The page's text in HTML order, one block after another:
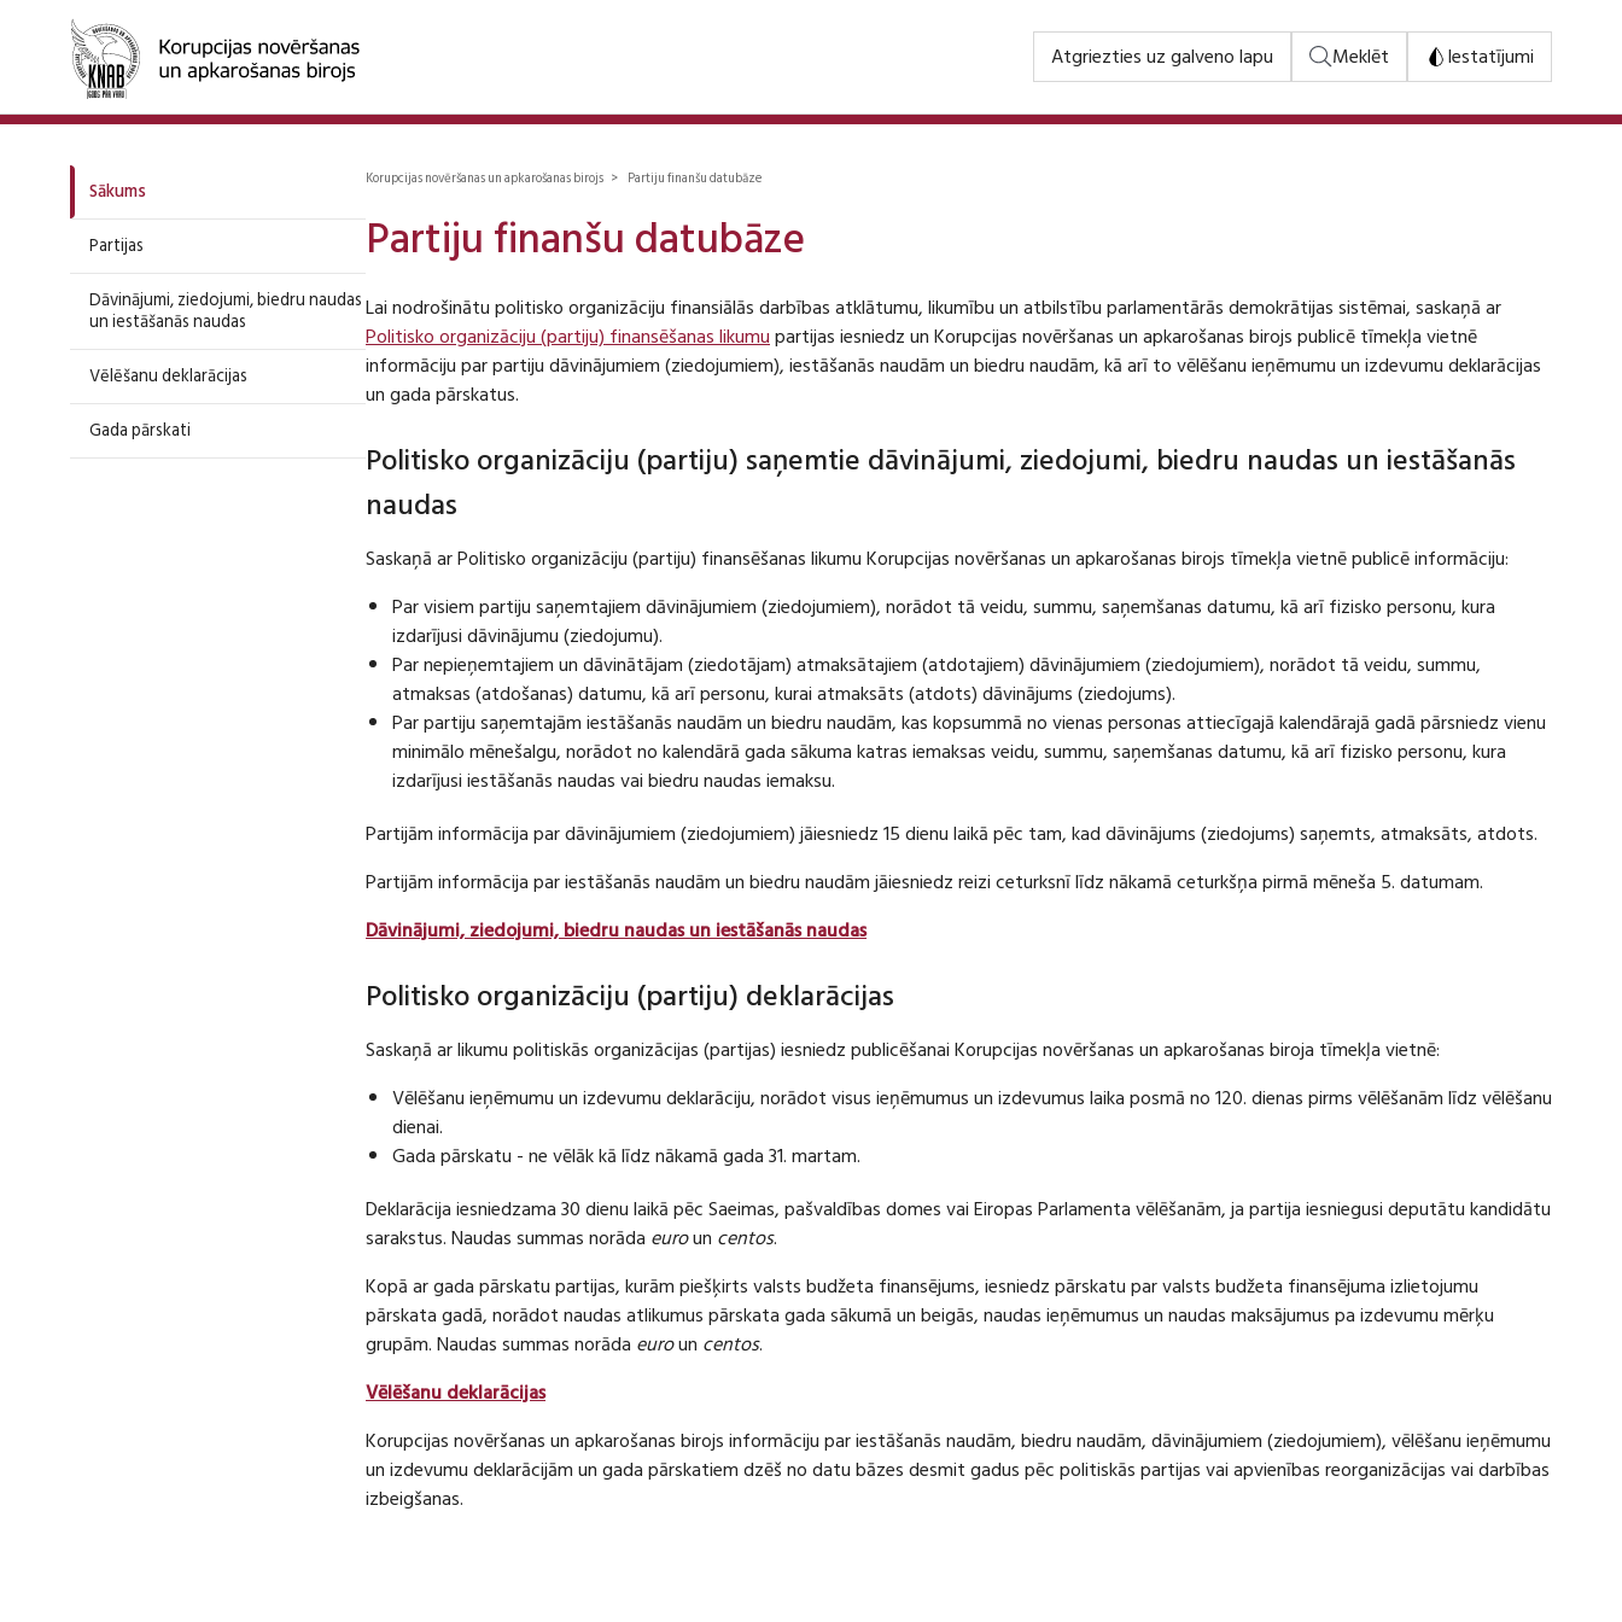
Atgriezties uz galveno lapu Meklēt Iestatījumi
Sākums
Partijas
Dāvinājumi, ziedojumi, biedru naudas
un iestāšanās naudas
Vēlēšanu deklarācijas
Gada pārskati
Korupcijas novēršanas un apkarošanas birojs > Partiju finanšu datubāze
Partiju finanšu datubāze
Lai nodrošinātu politisko organizāciju finansiālās darbības atklātumu, likumību un atbilstību parlamentārās demokrātijas sistēmai, saskaņā ar
Politisko organizāciju (partiju) finansēšanas likumupartijas iesniedz un Korupcijas novēršanas un apkarošanas birojs publicē tīmekļa vietnē
informāciju par partiju dāvinājumiem (ziedojumiem), iestāšanās naudām un biedru naudām, kā arī to vēlēšanu ieņēmumu un izdevumu deklarācijas
un gada pārskatus.
Politisko organizāciju (partiju) saņemtie dāvinājumi, ziedojumi, biedru naudas un iestāšanās
naudas
Saskaņā ar Politisko organizāciju (partiju) finansēšanas likumu Korupcijas novēršanas un apkarošanas birojs tīmekļa vietnē publicē informāciju:
Par visiem partiju saņemtajiem dāvinājumiem (ziedojumiem), norādot tā veidu, summu, saņemšanas datumu, kā arī fizisko personu, kura
izdarījusi dāvinājumu (ziedojumu).
Par nepieņemtajiem un dāvinātājam (ziedotājam) atmaksātajiem (atdotajiem) dāvinājumiem (ziedojumiem), norādot tā veidu, summu,
atmaksas (atdošanas) datumu, kā arī personu, kurai atmaksāts (atdots) dāvinājums (ziedojums).
Par partiju saņemtajām iestāšanās naudām un biedru naudām, kas kopsummā no vienas personas attiecīgajā kalendārajā gadā pārsniedz vienu
minimālo mēnešalgu, norādot no kalendārā gada sākuma katras iemaksas veidu, summu, saņemšanas datumu, kā arī fizisko personu, kura
izdarījusi iestāšanās naudas vai biedru naudas iemaksu.
Partijām informācija par dāvinājumiem (ziedojumiem) jāiesniedz 15 dienu laikā pēc tam, kad dāvinājums (ziedojums) saņemts, atmaksāts, atdots.
Partijām informācija par iestāšanās naudām un biedru naudām jāiesniedz reizi ceturksnī līdz nākamā ceturkšņa pirmā mēneša 5. datumam.
Dāvinājumi, ziedojumi, biedru naudas un iestāšanās naudas
Politisko organizāciju (partiju) deklarācijas
Saskaņā ar likumu politiskās organizācijas (partijas) iesniedz publicēšanai Korupcijas novēršanas un apkarošanas biroja tīmekļa vietnē:
Vēlēšanu ieņēmumu un izdevumu deklarāciju, norādot visus ieņēmumus un izdevumus laika posmā no 120. dienas pirms vēlēšanām līdz vēlēšanu
dienai.
Gada pārskatu - ne vēlāk kā līdz nākamā gada 31. martam.
Deklarācija iesniedzama 30 dienu laikā pēc Saeimas, pašvaldības domes vai Eiropas Parlamenta vēlēšanām, ja partija iesniegusi deputātu kandidātu
sarakstus. Naudas summas norāda euroun centos.
Kopā ar gada pārskatu partijas, kurām piešķirts valsts budžeta finansējums, iesniedz pārskatu par valsts budžeta finansējuma izlietojumu
pārskata gadā, norādot naudas atlikumus pārskata gada sākumā un beigās, naudas ieņēmumus un naudas maksājumus pa izdevumu mērķu
grupām. Naudas summas norāda euroun centos.
Vēlēšanu deklarācijas
Korupcijas novēršanas un apkarošanas birojs informāciju par iestāšanās naudām, biedru naudām, dāvinājumiem (ziedojumiem), vēlēšanu ieņēmumu
un izdevumu deklarācijām un gada pārskatiem dzēš no datu bāzes desmit gadus pēc politiskās partijas vai apvienības reorganizācijas vai darbības
izbeigšanas.